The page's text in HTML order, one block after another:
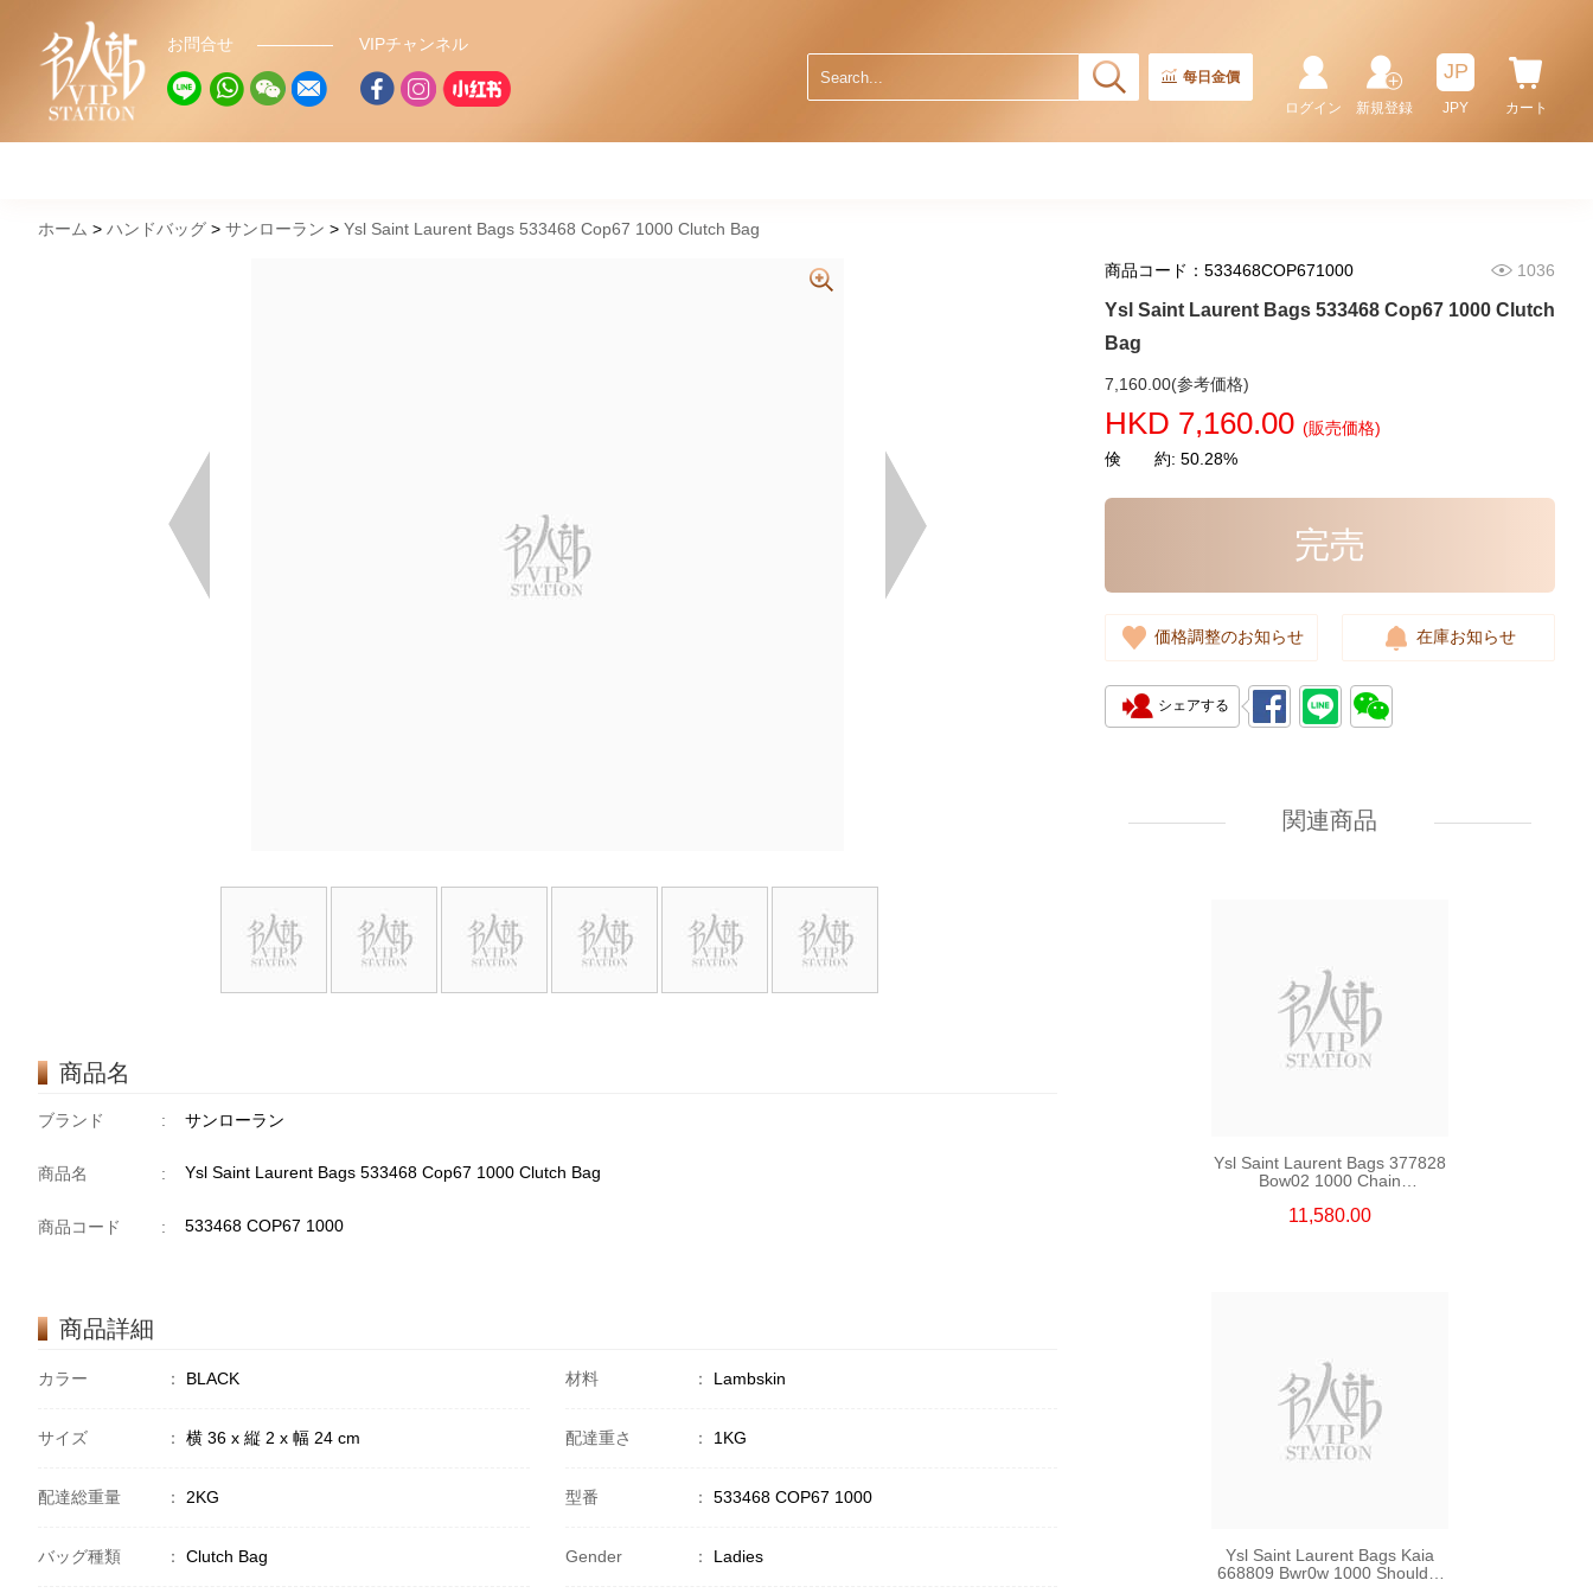
お問合せ VIPチャンネル
每日金價
カート
JP
JPY
新規登録
ログイン
ホーム ハンドバッグ サンローラン Ysl Saint Laurent Bags 533468 Cop67 1000 Clutch Bag
商品名
ブランド : サンローラン
商品名 : Ysl Saint Laurent Bags 533468 Cop67 1000 Clutch Bag
商品コード : 533468 COP67 1000
商品詳細
カラー ： BLACK 材料 ： Lambskin
サイズ ： 横 36 x 縦 2 x 幅 24 cm 配達重さ ： 1KG
配達総重量 ： 2KG 型番 ： 533468 COP67 1000
バッグ種類 ： Clutch Bag Gender ： Ladies
商品コード：533468COP671000 1036
Ysl Saint Laurent Bags 533468 Cop67 1000 Clutch
Bag
7,160.00(参考価格)
HKD 7,160.00 (販売価格)
倹 約: 50.28%
完売
価格調整のお知らせ 在庫お知らせ
シェアする
関連商品
Ysl Saint Laurent Bags Lou Mini
821749 Aaeax 1000 Shoulder
Bag/Crossbody Bag
13,980.00
Bag/Crossbody Bag
10,980.00
Ysl Saint Laurent Bags 377828
Bow02 1000 Chain
11,580.00
Ysl Saint Laurent Bags Kaia
668809 Bwr0w 1000 Shoulder